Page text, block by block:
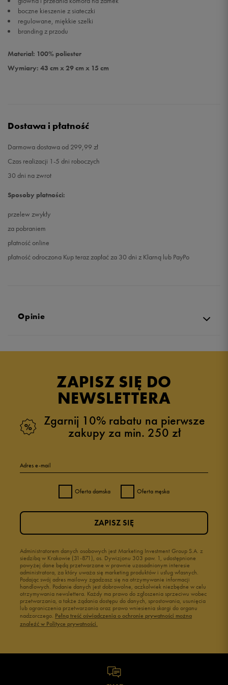
boczne kieszenie z siateczki
regulowane, miękkie szelki
branding z przodu
Materiał: 100% poliester
Wymiary: 43 cm x 29 cm x 15 cm
Dostawa i płatność
Darmowa dostawa od 299,99 zł
Czas realizacji 1-5 dni roboczych
30 dni na zwrot
Sposoby płatności:
przelew zwykły
za pobraniem
płatność online
płatność odroczona Kup teraz zapłać za 30 dni z Klarną lub PayPo
Opinie
5.0
zebranych i zweryfikowanych przez
4 0%
1 0%
Jak zbieramy opinie?
ZAPISZ SIĘ DO
NEWSLETTERA
Zgarnij 10% rabatu na pierwsze
zakupy za min. 250 zł
Adres e-mail
Oferta damska Oferta męska
Administratorem danych osobowych jest Marketing Investment Group S.A. z
siedzibą w Krakowie (31-871), os. Dywizjonu 303 paw. 1, udostępnione
powyżej dane będą przetwarzane w prawnie uzasadnionym interesie
administratora, za który uważa się marketing produktów i usług własnych.
Podając swój adres mailowy zgadzasz się na otrzymywanie informacji
handlowych. Podanie danych jest dobrowolne, aczkolwiek niezbędne w celu
otrzymywania newslettera. Każdy ma prawo do zgłoszenia sprzeciwu wobec
przetwarzania, a także żądania dostępu do danych, sprostowania, usunięcia
lub ograniczenia przetwarzania oraz prawo wniesienia skargi do organu
nadzorczego. Pełną treść oświadczenia o ochronie prywatności można
znaleźć w Polityce prywatności.
ZAPISZ SIĘ